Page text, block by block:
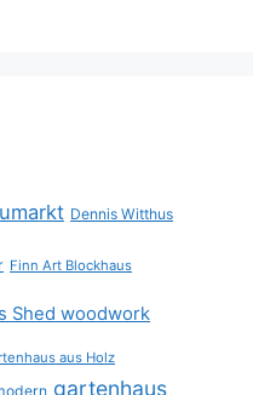
Dennis Witthus
Finn Art Blockhaus
Shed woodwork
aus Holz
gartenhaus